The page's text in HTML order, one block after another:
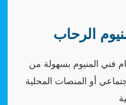
الرحاب
فني المنيوم بسهولة من
أو المنصات المحلية